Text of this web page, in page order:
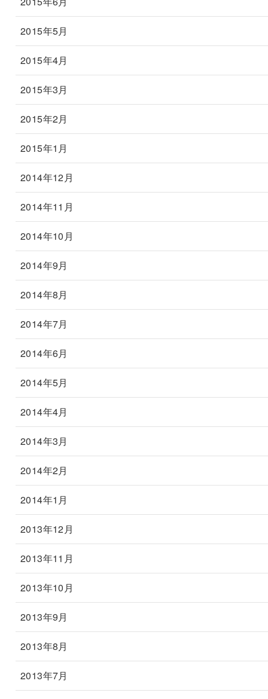
2015年5月
2015年4月
2015年3月
2015年2月
2015年1月
2014年12月
2014年11月
2014年10月
2014年9月
2014年8月
2014年7月
2014年6月
2014年5月
2014年4月
2014年3月
2014年2月
2014年1月
2013年12月
2013年11月
2013年10月
2013年9月
2013年8月
2013年7月